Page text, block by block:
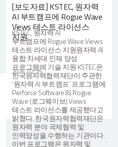
[보도자료] KSTEC, 원자력
AI 부트캠프에 Rogue Wave
Views 테스트 라이선스
지원
KSTEC, 원자력 AI
부트캠프에 Rogue Wave Views
테스트 라이선스 지원원자력·AI
융합 차세대 인재 양성
프로그램에 기술 지원 KSTEC은
한국원자력협력재단이 주관한
‘원자력 AI 부트캠프’ 프로그램에
Perforce Software의 Rogue
Wave (로그웨이브) Views
테스트 라이선스를 제공했다고
밝혔다. 한국원자력협력재단은
원자력 분야 국제협력 및
인력양성을 수행하는 기관이다.
이번 프로그램은 원자력 및
2026. 02. 25